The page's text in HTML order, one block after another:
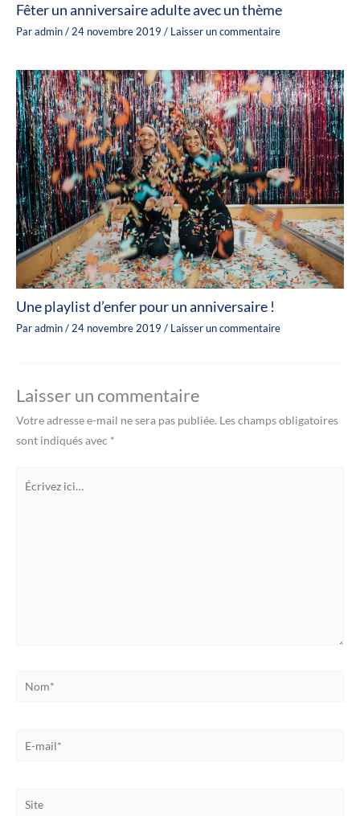
Fêter un anniversaire adulte avec un thème
Paradmin/ 24 novembre 2019 / Laisser un commentaire
Une playlist d’enfer pour un anniversaire !
Paradmin/24 novembre 2019 / Laisser un commentaire
Laisser un commentaire
Votre adresse e-mail ne sera pas publiée. Les champs obligatoires
sont indiqués avec *
Nom*
Site